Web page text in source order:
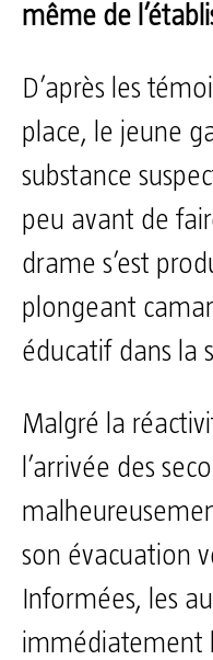
même de
D’après les
place, le jeune
substance
peu avant de
drame s’est
plongeant
éducatif dans la
Malgré la
l’arrivée des
son évacuation
Informées, les
immédiatement